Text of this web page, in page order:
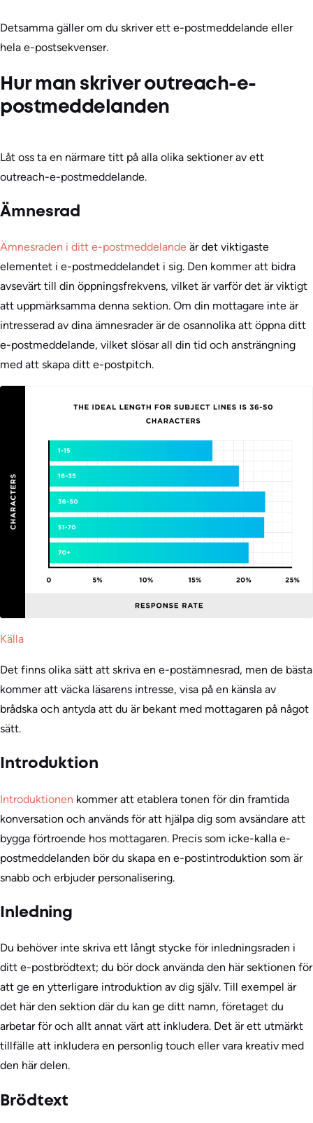
Detsamma gäller om du skriver ett e-postmeddelande eller
hela e-postsekvenser.
Hur man skriver outreach-e-
postmeddelanden
Låt oss ta en närmare titt på alla olika sektioner av ett
outreach-e-postmeddelande.
Ämnesrad
Ämnesraden i ditt e-postmeddelande är det viktigaste
elementet i e-postmeddelandet i sig. Den kommer att bidra
avsevärt till din öppningsfrekvens, vilket är varför det är viktigt
att uppmärksamma denna sektion. Om din mottagare inte är
intresserad av dina ämnesrader är de osannolika att öppna ditt
e-postmeddelande, vilket slösar all din tid och ansträngning
med att skapa ditt e-postpitch.
Källa
Det finns olika sätt att skriva en e-postämnesrad, men de bästa
kommer att väcka läsarens intresse, visa på en känsla av
brådska och antyda att du är bekant med mottagaren på något
sätt.
Introduktion
Introduktionen kommer att etablera tonen för din framtida
konversation och används för att hjälpa dig som avsändare att
bygga förtroende hos mottagaren. Precis som icke-kalla e-
postmeddelanden bör du skapa en e-postintroduktion som är
snabb och erbjuder personalisering.
Inledning
Du behöver inte skriva ett långt stycke för inledningsraden i
ditt e-postbrödtext; du bör dock använda den här sektionen för
att ge en ytterligare introduktion av dig själv. Till exempel är
det här den sektion där du kan ge ditt namn, företaget du
arbetar för och allt annat värt att inkludera. Det är ett utmärkt
tillfälle att inkludera en personlig touch eller vara kreativ med
den här delen.
Brödtext